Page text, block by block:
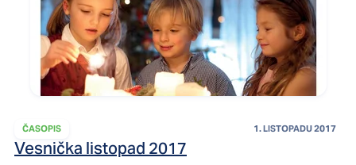
ČASOPIS 1. LISTOPADU 2017
Vesnička listopad 2017